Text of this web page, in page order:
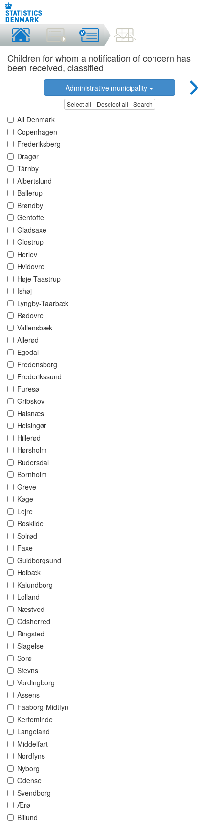
Children for whom a notification of concern has
been received, classified
Administrative municipality
Select all Deselect all Search
All Denmark
Copenhagen
Frederiksberg
Dragør
Tårnby
Albertslund
Ballerup
Brøndby
Gentofte
Gladsaxe
Glostrup
Herlev
Hvidovre
Høje-Taastrup
Ishøj
Lyngby-Taarbæk
Rødovre
Vallensbæk
Allerød
Egedal
Fredensborg
Frederikssund
Furesø
Gribskov
Halsnæs
Helsingør
Hillerød
Hørsholm
Rudersdal
Bornholm
Greve
Køge
Lejre
Roskilde
Solrød
Faxe
Guldborgsund
Holbæk
Kalundborg
Lolland
Næstved
Odsherred
Ringsted
Slagelse
Sorø
Stevns
Vordingborg
Assens
Faaborg-Midtfyn
Kerteminde
Langeland
Middelfart
Nordfyns
Nyborg
Odense
Svendborg
Ærø
Billund